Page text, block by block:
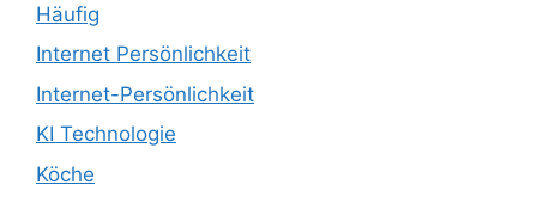
Häufig
Internet Persönlichkeit
Internet-Persönlichkeit
KI Technologie
Köche